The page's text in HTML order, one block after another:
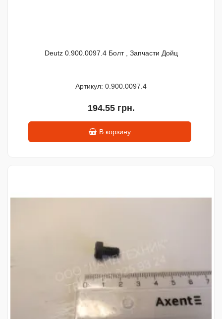
Deutz 0.900.0097.4 Болт , Запчасти Дойц
Артикул: 0.900.0097.4
194.55 грн.
В корзину